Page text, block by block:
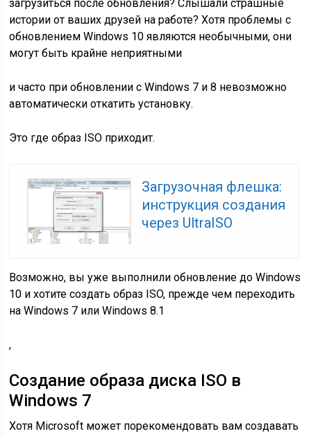
загрузиться после обновления? Слышали страшные
истории от ваших друзей на работе? Хотя проблемы с
обновлением Windows 10 являются необычными, они
могут быть крайне неприятными
и часто при обновлении с Windows 7 и 8 невозможно
автоматически откатить установку.
Это где образ ISO приходит.
Загрузочная флешка:
инструкция создания
через UltraISO
Возможно, вы уже выполнили обновление до Windows
10 и хотите создать образ ISO, прежде чем переходить
на Windows 7 или Windows 8.1
,
Создание образа диска ISO в
Windows 7
Хотя Microsoft может порекомендовать вам создавать